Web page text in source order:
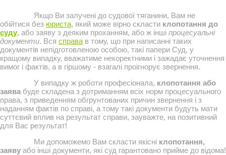
Якщо Ви залучені до судової тяганини, Вам не
обійтися без юриста, який може вірно скласти клопотання до
суду, або заяву з деяким проханням, або ж інші процесуальні
документи. Вся справа в тому, що при написанні таких
документів непідготовленою особою, такі папери Суд, у
кращому випадку, вважатиме некоректними і зажадає уточнення
вимог і фактів, а в гіршому - взагалі проігнорує звернення.
У випадку ж роботи професіонала, клопотання або
заява буде складена з дотриманням всіх норм процесуального
права, з приведенням обгрунтованих причин звернення і з
наданням фактів по справі, а тому такі документи будуть мати
суттєвий вплив на результат справи, зауважте, на позитивний
для Вас результат!
Ми допоможемо Вам скласти якісні клопотання,
заяву або інші документи, які суд гарантовано прийме до відома!